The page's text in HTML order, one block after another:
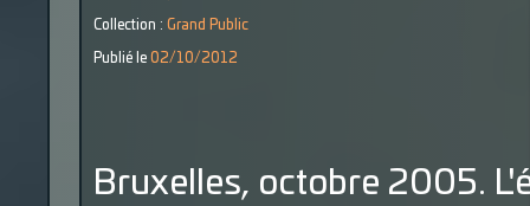
Collection : Grand Public
Publié le 02/10/2012
Bruxelles, octobre 2005.